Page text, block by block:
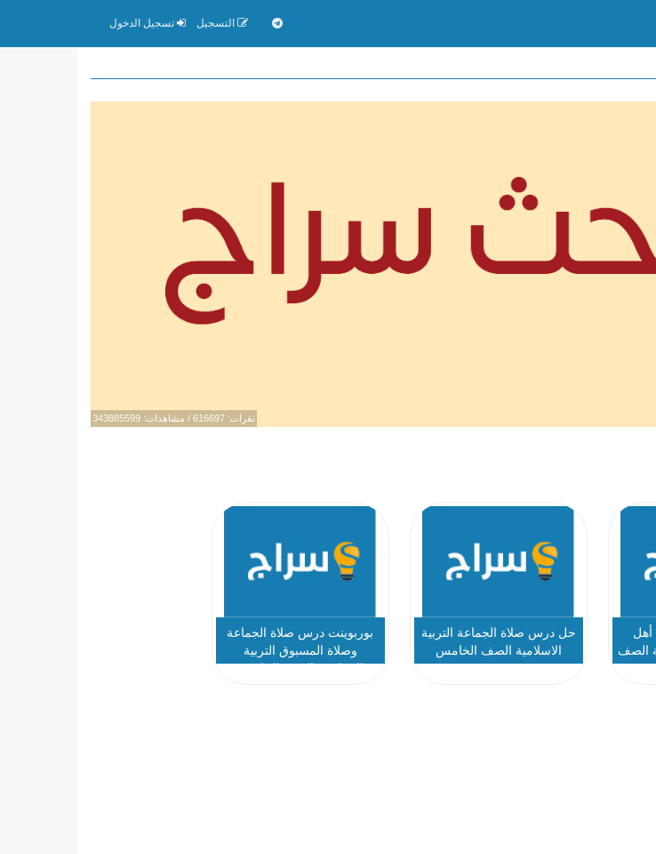
التسجيل تسجيل الدخول
نقرات: 616697 / مشاهدات: 343885599
أهل
الصف
حل درس صلاة الجماعة التربية
الاسلامية الصف الخامس
بوربوينت درس صلاة الجماعة
وصلاة المسبوق التربية
الإسلامية الصف الخامس